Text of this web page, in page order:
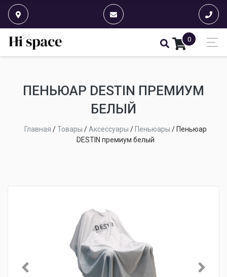
0
ПЕНЬЮАР DESTIN ПРЕМИУМ
БЕЛЫЙ
Главная /Товары /Аксессуары / Пеньюары / Пеньюар
DESTIN премиум белый